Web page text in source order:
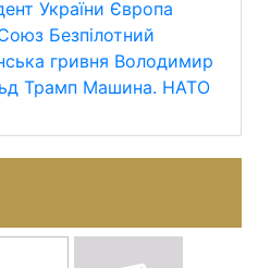
України Європа
Безпілотний
гривня Володимир
Трамп Машина. НАТО